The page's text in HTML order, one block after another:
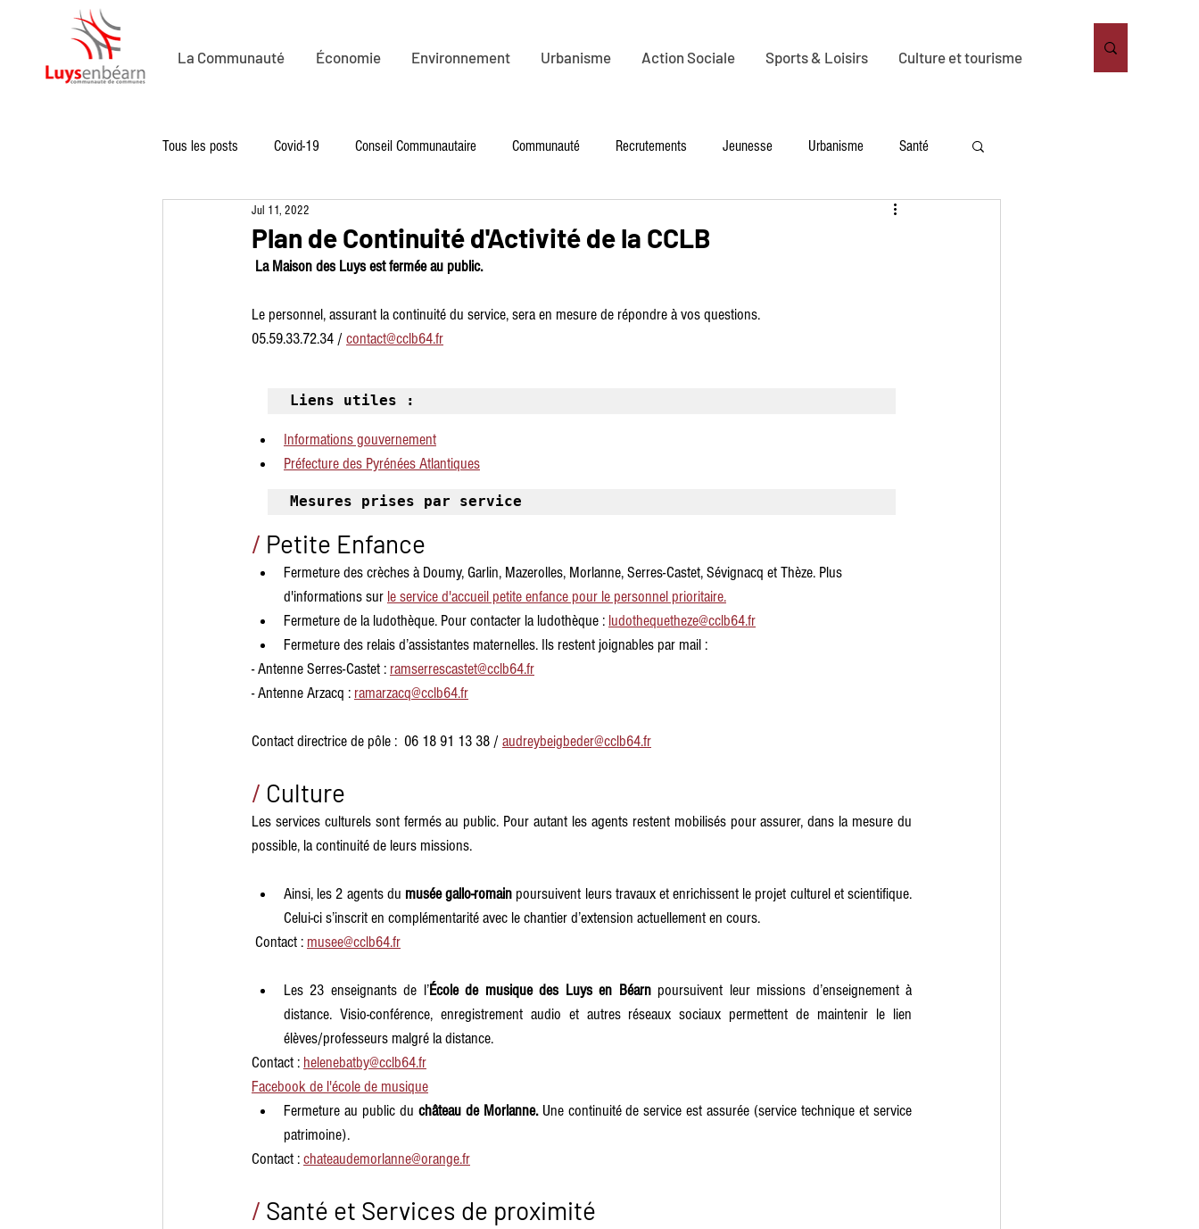
La Communauté Économie Environnement Urbanisme Action Sociale Sports & Loisirs Culture et tourisme
Tous les posts Covid-19 Conseil Communautaire Communauté Recrutements Jeunesse Urbanisme Santé
Economie de Proximité Habitat
Plan de Continuité d'Activité de la CCLB
Jul 11, 2022
La Maison des Luys est fermée au public.
Le personnel, assurant la continuité du service, sera en mesure de répondre à vos questions.
05.59.33.72.34 / contact@cclb64.fr
Liens utiles :
Informations gouvernement
Préfecture des Pyrénées Atlantiques
Mesures prises par service
/ Petite Enfance
Fermeture des crèches à Doumy, Garlin, Mazerolles, Morlanne, Serres-Castet, Sévignacq et Thèze. Plus
d'informations sur le service d'accueil petite enfance pour le personnel prioritaire.
Fermeture de la ludothèque. Pour contacter la ludothèque : ludothequetheze@cclb64.fr
Fermeture des relais d’assistantes maternelles. Ils restent joignables par mail :
- Antenne Serres-Castet : ramserrescastet@cclb64.fr
- Antenne Arzacq : ramarzacq@cclb64.fr
Contact directrice de pôle :  06 18 91 13 38 / audreybeigbeder@cclb64.fr
/ Culture
Les services culturels sont fermés au public. Pour autant les agents restent mobilisés pour assurer, dans la mesure du
possible, la continuité de leurs missions.
Ainsi, les 2 agents du musée gallo-romain poursuivent leurs travaux et enrichissent le projet culturel et scientifique.
Celui-ci s’inscrit en complémentarité avec le chantier d’extension actuellement en cours.
Contact : musee@cclb64.fr
Les 23 enseignants de l’École de musique des Luys en Béarn poursuivent leur missions d’enseignement à
distance. Visio-conférence, enregistrement audio et autres réseaux sociaux permettent de maintenir le lien
élèves/professeurs malgré la distance.
Contact : helenebatby@cclb64.fr
Facebook de l'école de musique
Fermeture au public du château de Morlanne. Une continuité de service est assurée (service technique et service
patrimoine).
Contact : chateaudemorlanne@orange.fr
/ Santé et Services de proximité